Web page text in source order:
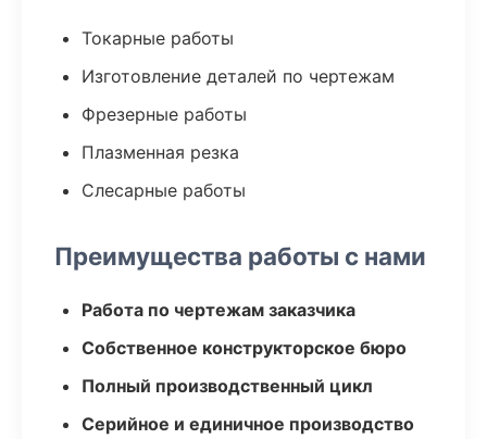
Токарные работы
Изготовление деталей по чертежам
Фрезерные работы
Плазменная резка
Слесарные работы
Преимущества работы с нами
Работа по чертежам заказчика
Собственное конструкторское бюро
Полный производственный цикл
Серийное и единичное производство